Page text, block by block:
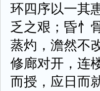
环四序以一其
乏之艰；昏忄
蒸灼，澹然不
修廊对开，连
而授，应日而